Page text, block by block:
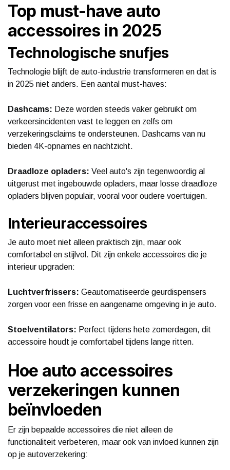
Top must-have auto
accessoires in 2025
Technologische snufjes
Technologie blijft de auto-industrie transformeren en dat is
in 2025 niet anders. Een aantal must-haves:
Dashcams: Deze worden steeds vaker gebruikt om
verkeersincidenten vast te leggen en zelfs om
verzekeringsclaims te ondersteunen. Dashcams van nu
bieden 4K-opnames en nachtzicht.
Draadloze opladers: Veel auto's zijn tegenwoordig al
uitgerust met ingebouwde opladers, maar losse draadloze
opladers blijven populair, vooral voor oudere voertuigen.
Interieuraccessoires
Je auto moet niet alleen praktisch zijn, maar ook
comfortabel en stijlvol. Dit zijn enkele accessoires die je
interieur upgraden:
Luchtverfrissers: Geautomatiseerde geurdispensers
zorgen voor een frisse en aangename omgeving in je auto.
Stoelventilators: Perfect tijdens hete zomerdagen, dit
accessoire houdt je comfortabel tijdens lange ritten.
Hoe auto accessoires
verzekeringen kunnen
beïnvloeden
Er zijn bepaalde accessoires die niet alleen de
functionaliteit verbeteren, maar ook van invloed kunnen zijn
op je autoverzekering: